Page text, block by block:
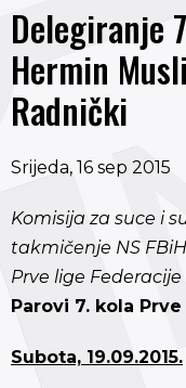
Delegiranje
Hermin
Radnički
Srijeda, 16 sep 2015
Komisija za suce i
takmičenje NS
Prve lige Federacije
Parovi 7. kola
Subota, 19.09.2015.